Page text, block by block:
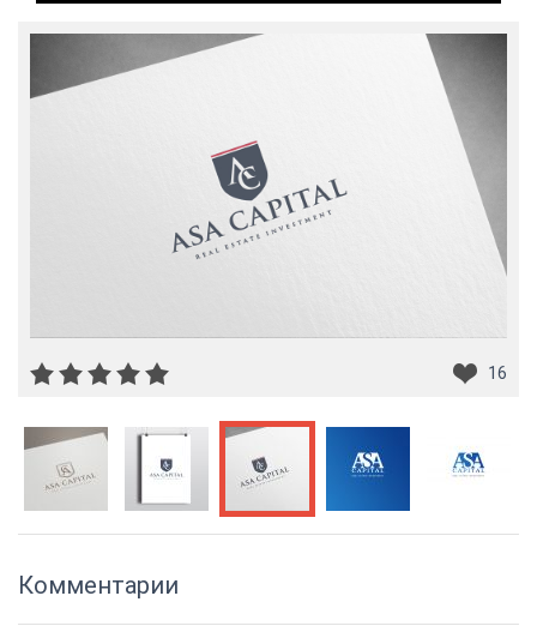
16
Комментарии